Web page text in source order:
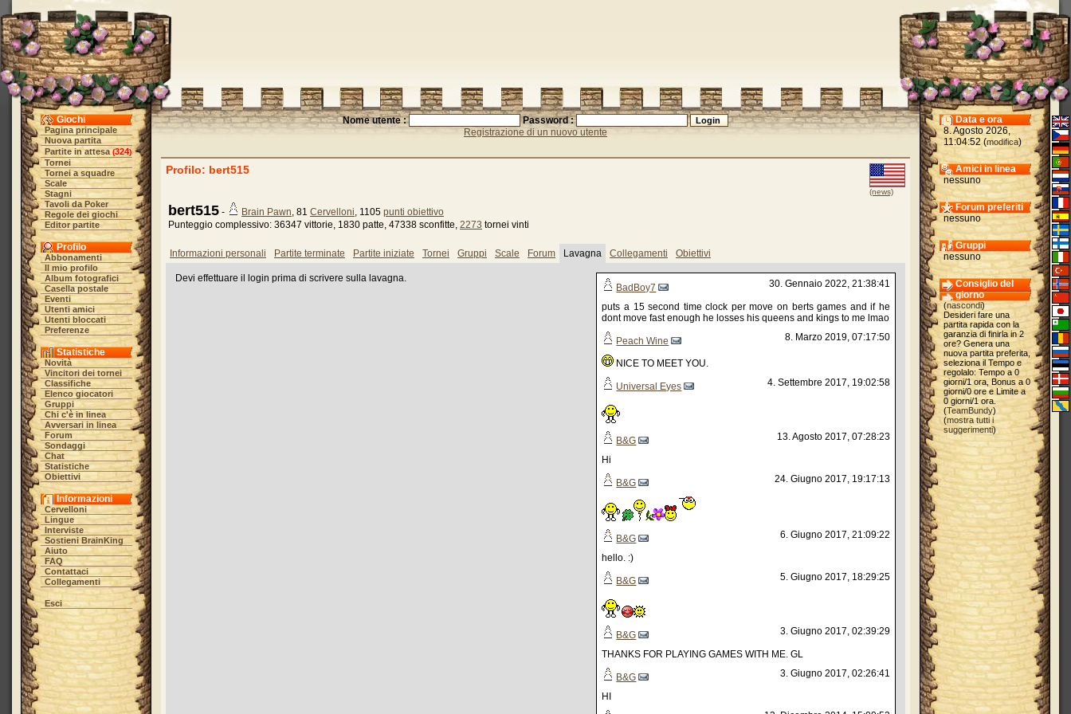
Giochi
Pagina principale
Nuova partita
Partite in attesa (324)
Tornei
Tornei a squadre
Scale
Stagni
Tavoli da Poker
Regole dei giochi
Editor partite
Profilo
Abbonamenti
Il mio profilo
Album fotografici
Casella postale
Eventi
Utenti amici
Utenti bloccati
Preferenze
Statistiche
Novità
Vincitori dei tornei
Classifiche
Elenco giocatori
Gruppi
Chi c'è in linea
Avversari in linea
Forum
Sondaggi
Chat
Statistiche
Obiettivi
Informazioni
Cervelloni
Lingue
Interviste
Sostieni BrainKing
Aiuto
FAQ
Contattaci
Collegamenti
Esci
Nome utente :
Password :
Registrazione di un nuovo utente
(news)
Profilo: bert515
bert515 - Brain Pawn, 81 Cervelloni, 1105 punti obiettivo
Punteggio complessivo: 36347 vittorie, 1830 patte, 47338 sconfitte, 2273 tornei vinti
Informazioni personali Partite terminate Partite iniziate Tornei Gruppi Scale Forum Lavagna Collegamenti Obiettivi
30. Gennaio 2022, 21:38:41
BadBoy7
puts a 15 second time clock per move on berts games and if he
dont move fast enough he losses his queens and kings to me lmao
8. Marzo 2019, 07:17:50
Peach Wine
NICE TO MEET YOU.
4. Settembre 2017, 19:02:58
Universal Eyes
13. Agosto 2017, 07:28:23
B&G
Hi
24. Giugno 2017, 19:17:13
B&G
6. Giugno 2017, 21:09:22
B&G
hello. :)
5. Giugno 2017, 18:29:25
B&G
3. Giugno 2017, 02:39:29
B&G
THANKS FOR PLAYING GAMES WITH ME. GL
3. Giugno 2017, 02:26:41
B&G
HI
Devi effettuare il login prima di scrivere sulla lavagna.
Data e ora
8. Agosto 2026,
11:04:52 (modifica)
Amici in linea
nessuno
Forum preferiti
nessuno
Gruppi
nessuno
Consiglio del
giorno
(nascondi)
Desideri fare una
partita rapida con la
garanzia di finirla in 2
ore? Genera una
nuova partita preferita,
seleziona il Tempo e
regolalo: Tempo a 0
giorni/1 ora, Bonus a 0
giorni/0 ore e Limite a
0 giorni/1 ora.
(TeamBundy)
(mostra tutti i
suggerimenti)